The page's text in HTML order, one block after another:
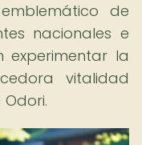
de
nacionales e
experimentar la
vitalidad